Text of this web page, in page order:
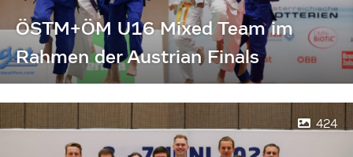
ÖSTM+ÖM U16 Mixed Team im
Rahmen der Austrian Finals
424